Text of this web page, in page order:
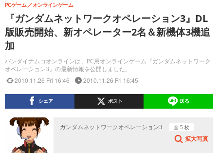
『ガンダムネットワークオペレーション3』DL
版販売開始、新オペレーター2名＆新機体3機追
加
バンダイナムコオンラインは、PC用オンラインゲーム『ガンダムネットワーク
オペレーション3』の最新情報を公開しました。
PCゲーム オンラインゲーム
2010.11.26 Fri 16:46 2010.11.26 Fri 16:45
シェア ポスト 送る
ガンダムネットワークオペレーション3 全 5 枚
拡大写真